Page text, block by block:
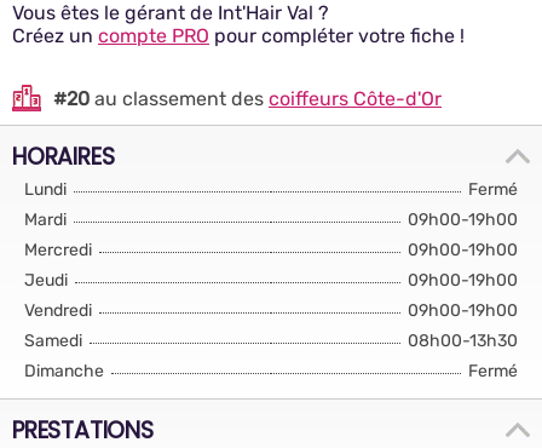
Vous êtes le gérant de Int'Hair Val ?
Créez un compte PRO pour compléter votre fiche !
#20 au classement des coiffeurs Côte-d'Or
HORAIRES
Lundi
Fermé
Mardi
09h00-19h00
Mercredi
09h00-19h00
Jeudi
09h00-19h00
Vendredi
09h00-19h00
Samedi
08h00-13h30
Dimanche
Fermé
PRESTATIONS